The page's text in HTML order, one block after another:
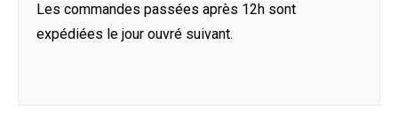
Les commandes passées après 12h sont
expédiées le jour ouvré suivant.